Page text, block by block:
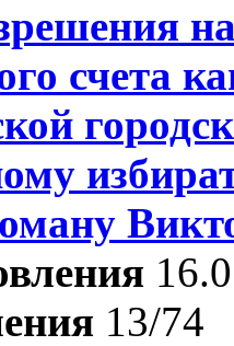
счета
13/74